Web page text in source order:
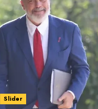
Slider